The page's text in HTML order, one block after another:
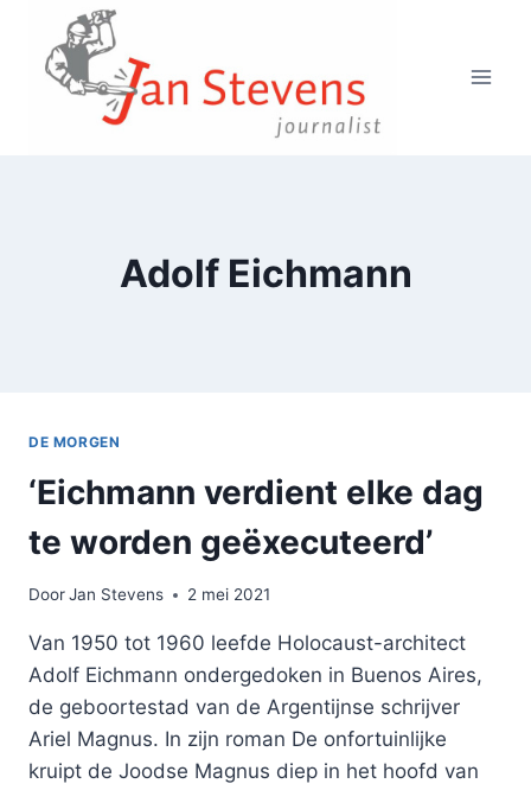
Doorgaan
inhoud
Adolf Eichmann
DE MORGEN
‘Eichmann verdient elke dag
te worden geëxecuteerd’
DoorJan Stevens 2 mei 2021
Van 1950 tot 1960 leefde Holocaust-architect
Adolf Eichmann ondergedoken in Buenos Aires,
de geboortestad van de Argentijnse schrijver
Ariel Magnus. In zijn roman De onfortuinlijke
kruipt de Joodse Magnus diep in het hoofd van